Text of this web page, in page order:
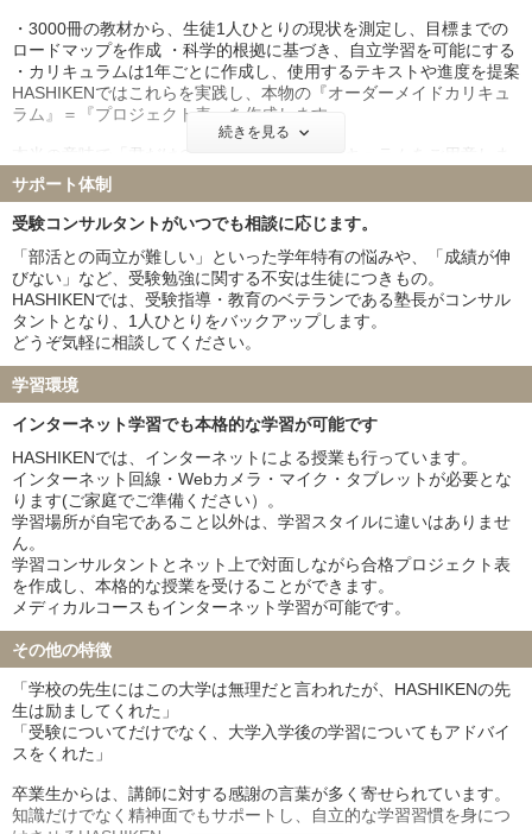
・3000冊の教材から、生徒1人ひとりの現状を測定し、目標までの
ロードマップを作成 ・科学的根拠に基づき、自立学習を可能にする
・カリキュラムは1年ごとに作成し、使用するテキストや進度を提案
HASHIKENではこれらを実践し、本物の『オーダーメイドカリキュ
ラム』＝『プロジェクト表』を作成します。
本当の意味で「君だけのもの」と言えるカリキュラムをご用意しま
す。
ワンランク上か、それ以上の進路を目指しましょう。
続きを見る
サポート体制
受験コンサルタントがいつでも相談に応じます。
「部活との両立が難しい」といった学年特有の悩みや、「成績が伸
びない」など、受験勉強に関する不安は生徒につきもの。
HASHIKENでは、受験指導・教育のベテランである塾長がコンサル
タントとなり、1人ひとりをバックアップします。
どうぞ気軽に相談してください。
学習環境
インターネット学習でも本格的な学習が可能です
HASHIKENでは、インターネットによる授業も行っています。
インターネット回線・Webカメラ・マイク・タブレットが必要とな
ります(ご家庭でご準備ください）。
学習場所が自宅であること以外は、学習スタイルに違いはありませ
ん。
学習コンサルタントとネット上で対面しながら合格プロジェクト表
を作成し、本格的な授業を受けることができます。
メディカルコースもインターネット学習が可能です。
その他の特徴
「学校の先生にはこの大学は無理だと言われたが、HASHIKENの先
生は励ましてくれた」
「受験についてだけでなく、大学入学後の学習についてもアドバイ
スをくれた」
卒業生からは、講師に対する感謝の言葉が多く寄せられています。
知識だけでなく精神面でもサポートし、自立的な学習習慣を身につ